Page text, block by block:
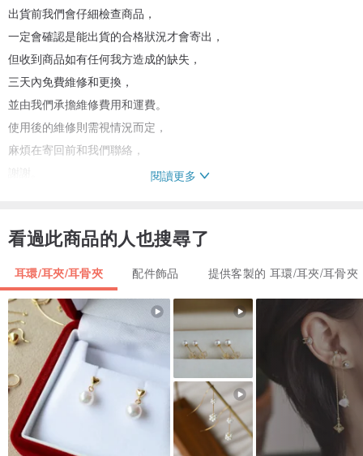
出貨前我們會仔細檢查商品，
一定會確認是能出貨的合格狀況才會寄出，
但收到商品如有任何我方造成的缺失，
三天內免費維修和更換，
並由我們承擔維修費用和運費。
使用後的維修則需視情況而定，
麻煩在寄回前和我們聯絡，
可能會有等待進貨的日程甚至是材料斷貨的可能，
*請理解這是一份手工製品，
有微小的變形和刮痕皆是正常情況。
閱讀更多
看過此商品的人也搜尋了
耳環/耳夾/耳骨夾 配件飾品 提供客製的 耳環/耳夾/耳骨夾